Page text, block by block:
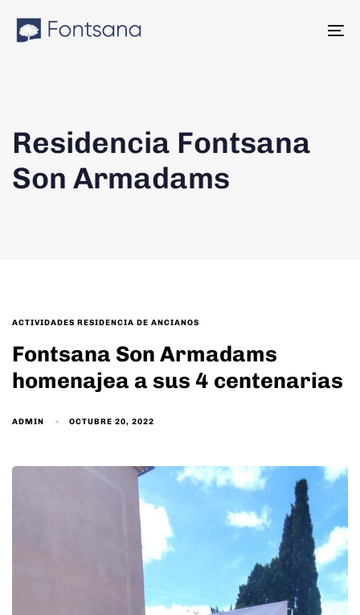
links
Residencia Fontsana
Son Armadams
TAGS
ACTIVIDADES RESIDENCIA DE ANCIANOS
Fontsana Son Armadams
homenajea a sus 4 centenarias
ADMIN OCTUBRE 20, 2022